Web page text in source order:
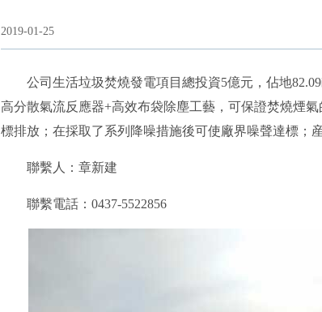
2019-01-25
公司生活垃圾焚燒發電項目總投資5億元，佔地82.09
高分散氣流反應器+高效布袋除塵工藝，可保證焚燒煙
標排放；在採取了系列降噪措施後可使廠界噪聲達標；
聯繫人：章新建
聯繫電話：0437-5522856